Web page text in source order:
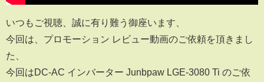
いつもご視聴、誠に有り難う御座います、
今回は、プロモーション レビュー動画のご依頼を頂きまし
た、
今回はDC-AC インバーター Junbpaw LGE-3080 Ti のご依